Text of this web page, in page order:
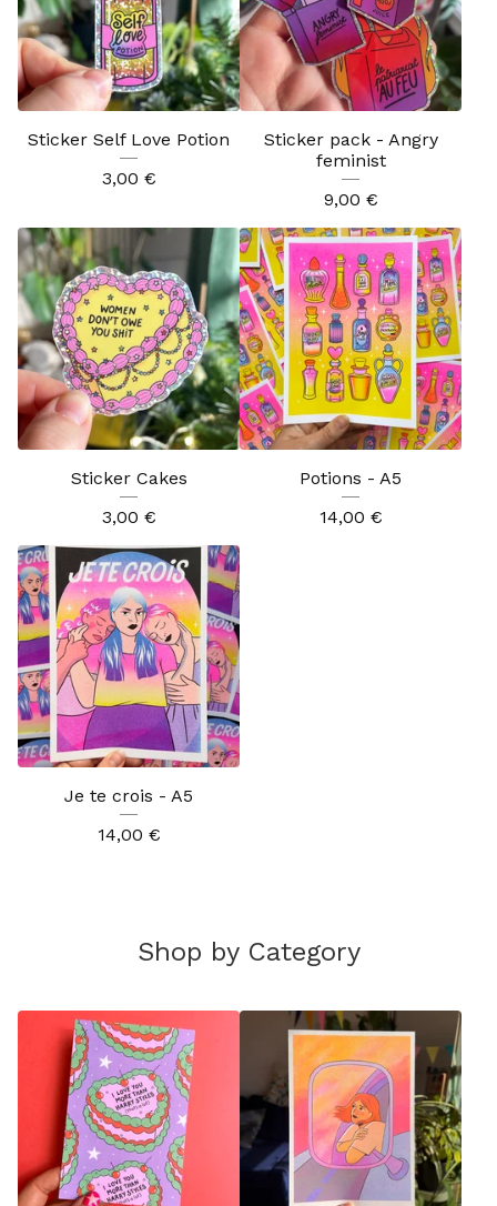
Sticker Self Love Potion
3,00 €
Sticker pack - Angry
feminist
9,00 €
Sticker Cakes
3,00 €
Potions - A5
14,00 €
Je te crois - A5
14,00 €
Shop by Category